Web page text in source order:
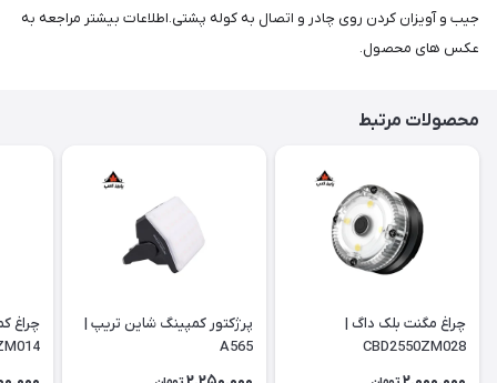
جیب و آویزان کردن روی چادر و اتصال به کوله پشتی.اطلاعات بیشتر مراجعه به
عکس های محصول.
محصولات مرتبط
چراغ مگنت بلک داگ |
CBD2550ZM028
پرژکتور کمپینگ شاین تریپ |
A565
چراغ